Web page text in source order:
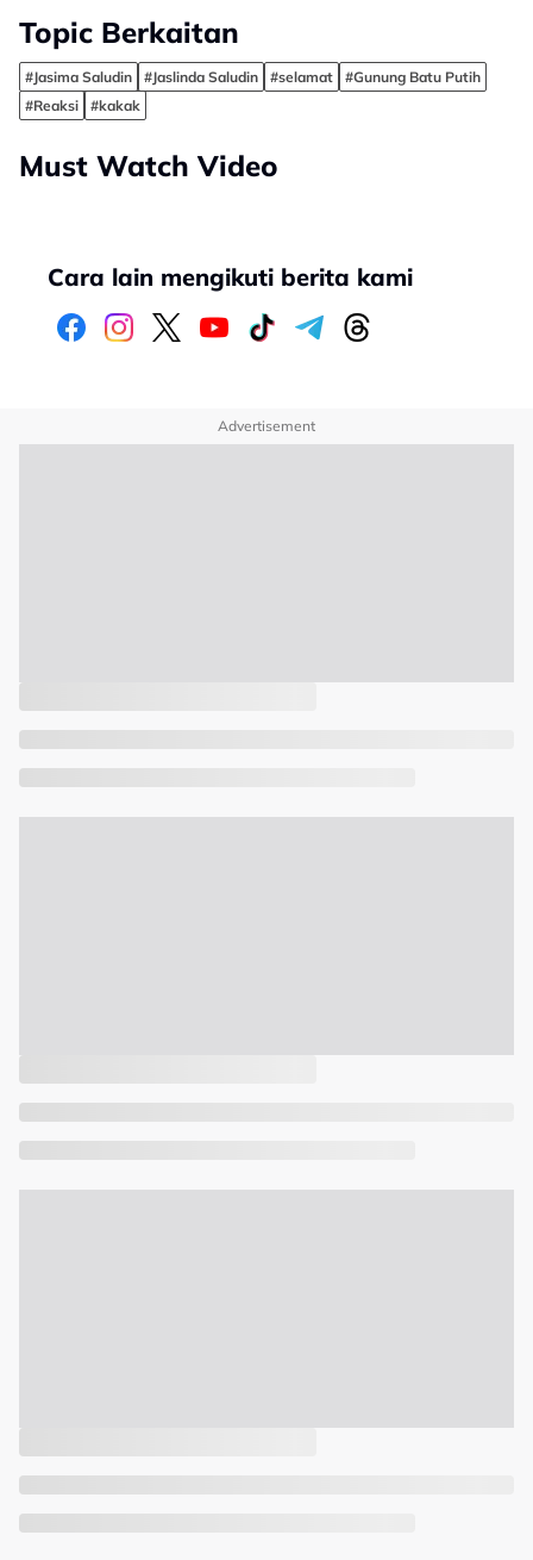
Topic Berkaitan
#Jasima Saludin #Jaslinda Saludin #selamat
#Gunung Batu Putih
#Reaksi
#kakak
Must Watch Video
Cara lain mengikuti berita kami
Advertisement